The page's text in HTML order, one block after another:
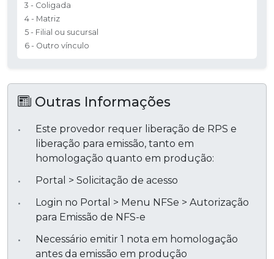
3 - Coligada
4 - Matriz
5 - Filial ou sucursal
6 - Outro vínculo
Outras Informações
Este provedor requer liberação de RPS e
liberação para emissão, tanto em
homologação quanto em produção:
Portal > Solicitação de acesso
Login no Portal > Menu NFSe > Autorização
para Emissão de NFS-e
Necessário emitir 1 nota em homologação
antes da emissão em produção